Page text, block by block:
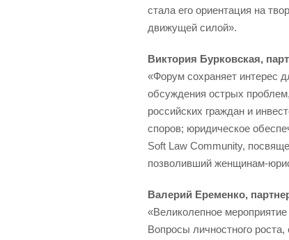
стала его ориентация на
движущей силой».
Виктория Бурковская,
«Форум сохраняет интерес
обсуждения острых
российских граждан и
споров; юридическое
Soft Law Community,
позволивший женщинам-
Валерий Еременко,
«Великолепное
Вопросы личностного